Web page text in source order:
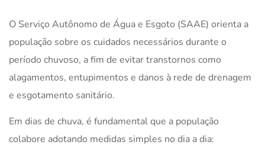
O Serviço Autônomo de Água e Esgoto (SAAE) orienta a
população sobre os cuidados necessários durante o
período chuvoso, a fim de evitar transtornos como
alagamentos, entupimentos e danos à rede de drenagem
e esgotamento sanitário.
Em dias de chuva, é fundamental que a população
colabore adotando medidas simples no dia a dia: